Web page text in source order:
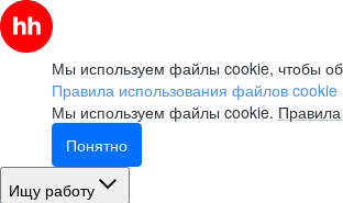
Мы используем файлы cookie, чтобы
Правила использования файлов cookie
Мы используем файлы cookie.
Понятно
Ищу работу